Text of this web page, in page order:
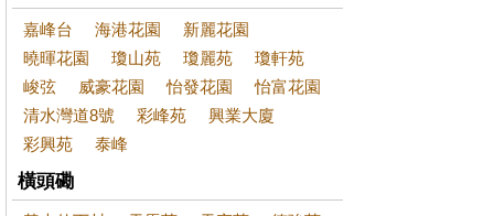
嘉峰台 海港花園
新麗花園
曉暉花園
瓊山苑 瓊麗苑
瓊軒苑
峻弦
威豪花園 怡發花園
怡富花園
清水灣道8號
彩峰苑
興業大廈
彩興苑
泰峰
橫頭磡